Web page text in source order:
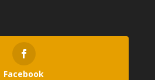
Facebook